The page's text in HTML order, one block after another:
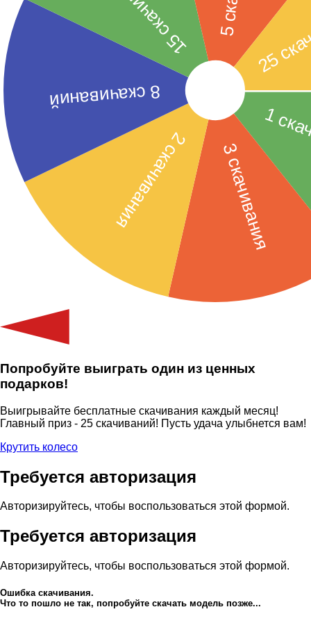
Попробуйте выиграть один из ценных
подарков!
Выигрывайте бесплатные скачивания каждый месяц!
Главный приз - 25 скачиваний! Пусть удача улыбнется вам!
Крутить колесо
Требуется авторизация
Авторизируйтесь, чтобы воспользоваться этой формой.
Требуется авторизация
Авторизируйтесь, чтобы воспользоваться этой формой.
Ошибка скачивания.
Что то пошло не так, попробуйте скачать модель позже...